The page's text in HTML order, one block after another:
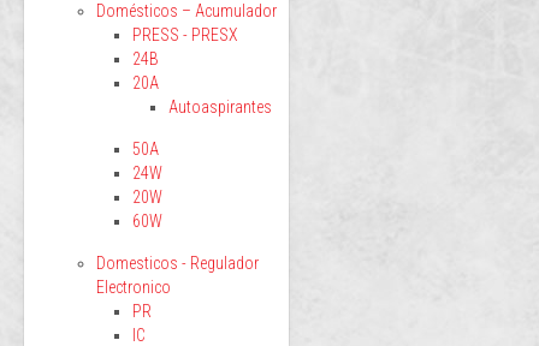
Domésticos – Acumulador
PRESS - PRESX
24B
20A
Autoaspirantes
50A
24W
20W
60W
Domesticos - Regulador
Electronico
PR
IC